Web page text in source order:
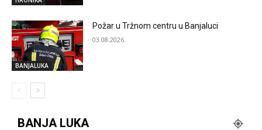
BANJALUKA
Požar u Tržnom centru u Banjaluci
03.08.2026.
BANJA LUKA